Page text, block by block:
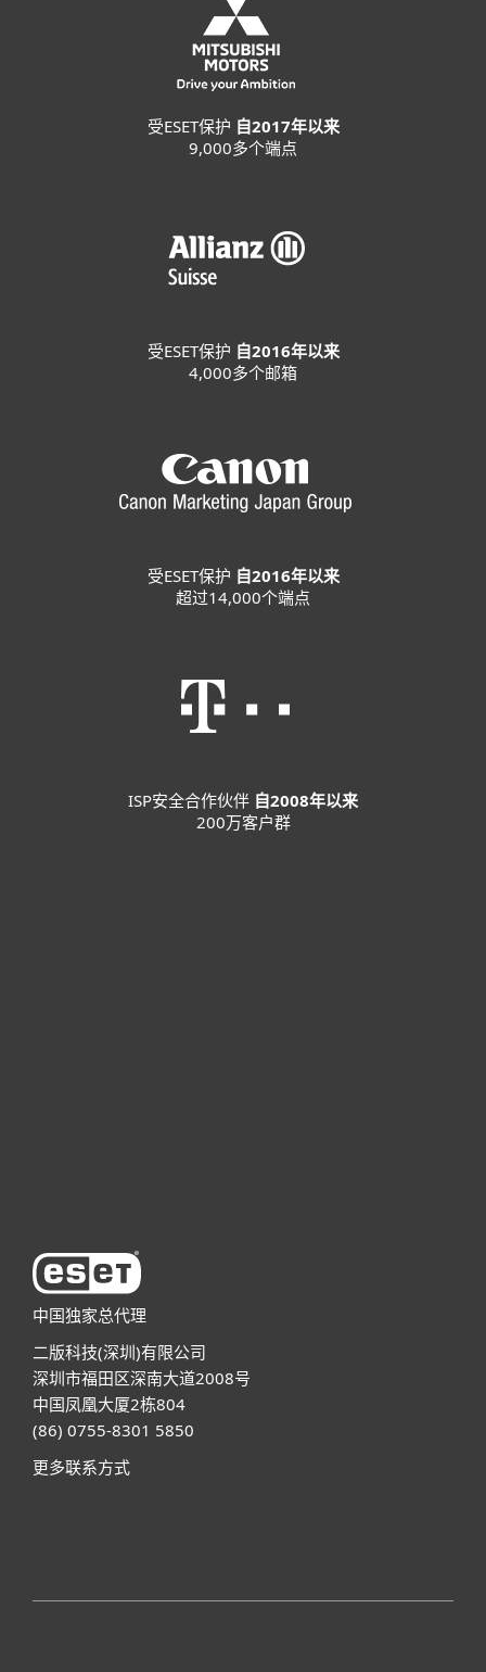
受ESET保护 自2017年以来
9,000多个端点
受ESET保护 自2016年以来
4,000多个邮箱
受ESET保护 自2016年以来
超过14,000个端点
ISP安全合作伙伴 自2008年以来
200万客户群
中国独家总代理
二版科技(深圳)有限公司
深圳市福田区深南大道2008号
中国凤凰大厦2栋804
(86) 0755-8301 5850
更多联系方式